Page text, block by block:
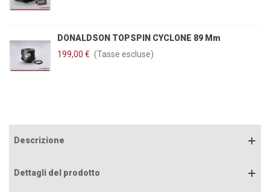
DONALDSON TOPSPIN CYCLONE 89 Mm
199,00 € (Tasse escluse)
Descrizione
Dettagli del prodotto